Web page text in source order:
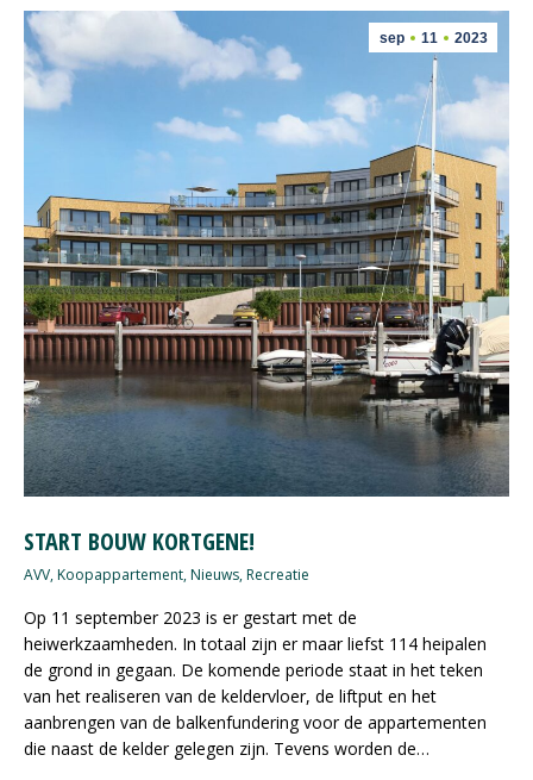
sep 11 2023
START BOUW KORTGENE!
AVV,Koopappartement,Nieuws,Recreatie
Op 11 september 2023 is er gestart met de
heiwerkzaamheden. In totaal zijn er maar liefst 114 heipalen
de grond in gegaan. De komende periode staat in het teken
van het realiseren van de keldervloer, de liftput en het
aanbrengen van de balkenfundering voor de appartementen
die naast de kelder gelegen zijn. Tevens worden de…